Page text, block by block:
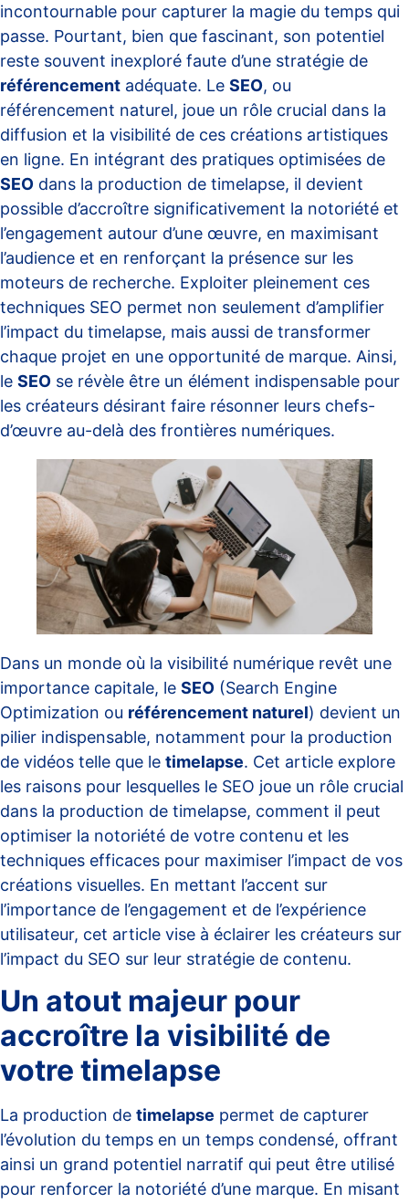
incontournable pour capturer la magie du temps qui
passe. Pourtant, bien que fascinant, son potentiel
reste souvent inexploré faute d’une stratégie de
référencement adéquate. Le SEO, ou
référencement naturel, joue un rôle crucial dans la
diffusion et la visibilité de ces créations artistiques
en ligne. En intégrant des pratiques optimisées de
SEO dans la production de timelapse, il devient
possible d’accroître significativement la notoriété et
l’engagement autour d’une œuvre, en maximisant
l’audience et en renforçant la présence sur les
moteurs de recherche. Exploiter pleinement ces
techniques SEO permet non seulement d’amplifier
l’impact du timelapse, mais aussi de transformer
chaque projet en une opportunité de marque. Ainsi,
le SEO se révèle être un élément indispensable pour
les créateurs désirant faire résonner leurs chefs-
d’œuvre au-delà des frontières numériques.
Dans un monde où la visibilité numérique revêt une
importance capitale, le SEO (Search Engine
Optimization ou référencement naturel) devient un
pilier indispensable, notamment pour la production
de vidéos telle que le timelapse. Cet article explore
les raisons pour lesquelles le SEO joue un rôle crucial
dans la production de timelapse, comment il peut
optimiser la notoriété de votre contenu et les
techniques efficaces pour maximiser l’impact de vos
créations visuelles. En mettant l’accent sur
l’importance de l’engagement et de l’expérience
utilisateur, cet article vise à éclairer les créateurs sur
l’impact du SEO sur leur stratégie de contenu.
Un atout majeur pour
accroître la visibilité de
votre timelapse
La production de timelapse permet de capturer
l’évolution du temps en un temps condensé, offrant
ainsi un grand potentiel narratif qui peut être utilisé
pour renforcer la notoriété d’une marque. En misant